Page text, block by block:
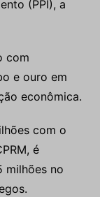
(PPI), a
com
e ouro em
econômica.
com o
é
milhões no